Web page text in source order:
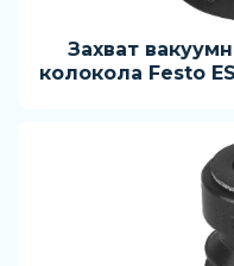
Захват
колокола Festo